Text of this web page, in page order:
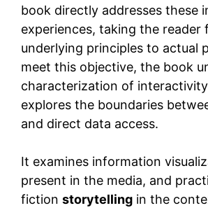
book directly addresses these
experiences, taking the reader
underlying principles to actual
meet this objective, the book
characterization of
explores the boundaries
and direct data access.
It examines information
present in the media, and
fiction storytelling in the